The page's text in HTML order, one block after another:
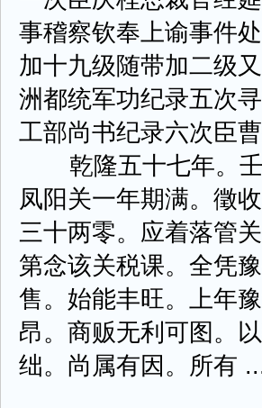
事稽察钦奉上谕事件
加十九级随带加二级
洲都统军功纪录五次
工部尚书纪录六次臣
乾隆五十七年。壬
凤阳关一年期满。徵
三十两零。应着落管
第念该关税课。全凭
售。始能丰旺。上年
昂。商贩无利可图。
绌。尚属有因。所有